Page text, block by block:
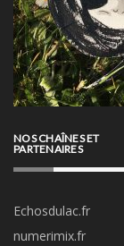
NOS CHAÎNES ET
PARTENAIRES
Echosdulac.fr
numerimix.fr